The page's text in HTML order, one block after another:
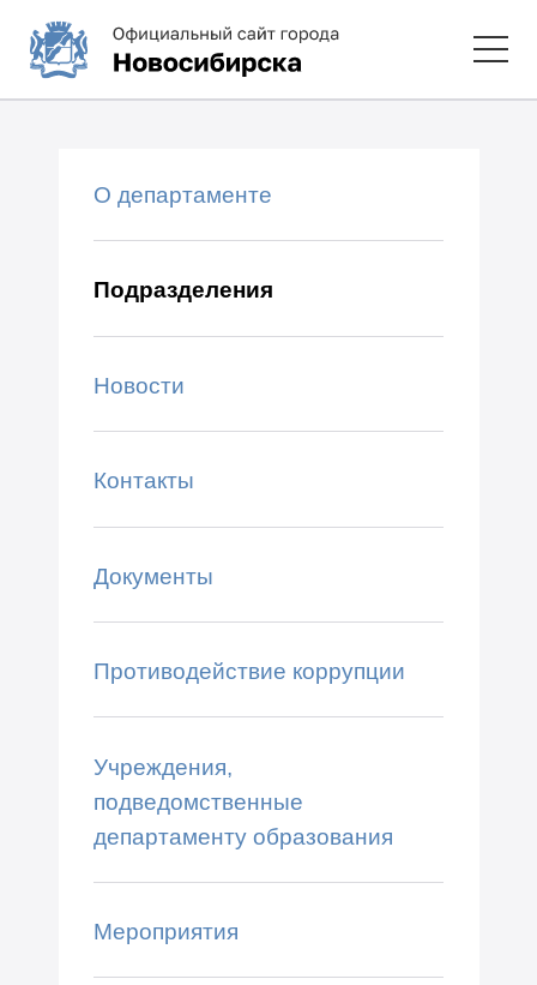
О департаменте
Подразделения
Новости
Контакты
Документы
Противодействие коррупции
Учреждения,
подведомственные
департаменту образования
Мероприятия